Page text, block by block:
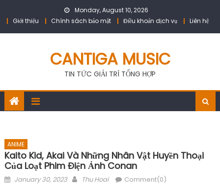
Monday, August 10, 2026
Giới thiệu
Chính sách bảo mật Điều khoản dịch vụ Liên hệ
CANTIGA MUSIC
TIN TỨC GIẢI TRÍ TỔNG HỢP
ANIME
Kaito Kid, Akai Và Những Nhân Vật Huyền Thoại
Của Loạt Phim Điện Ảnh Conan
Posted
January 30, 2023 Author
Thu Hoai Comment(0)